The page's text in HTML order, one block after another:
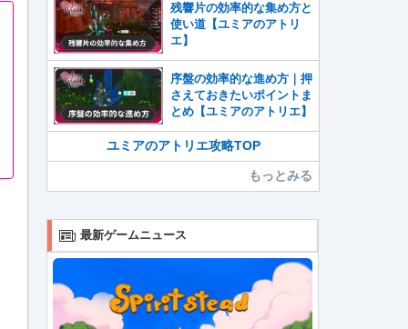
残響片の効率的な集め方と
使い道【ユミアのアトリ
エ】
序盤の効率的な進め方｜押
さえておきたいポイントま
とめ【ユミアのアトリエ】
ユミアのアトリエ攻略TOP
もっとみる
最新ゲームニュース